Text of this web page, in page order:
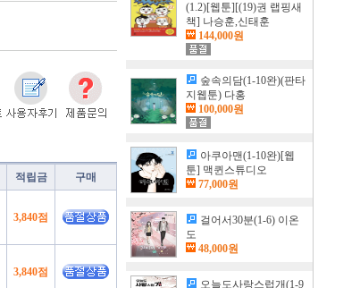
적립금 구매
3,840점
3,840점
(1.2)[웹툰][(19)권 랩핑새
책] 나승훈,신태훈
144,000원
숲속의담(1-10완)(판타
지웹툰) 다홍
100,000원
아쿠아맨(1-10완)[웹
툰] 맥퀸스튜디오
77,000원
걸어서30분(1-6) 이온
도
48,000원
오늘도사랑스럽개(1-9